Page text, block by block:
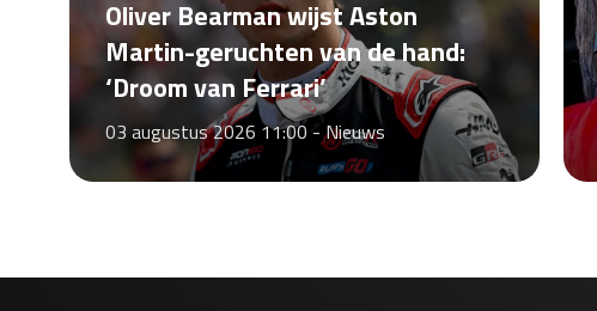
Oliver Bearman wijst Aston
Martin-geruchten van de hand:
‘Droom van Ferrari’
03 augustus 2026 11:00 -Nieuws